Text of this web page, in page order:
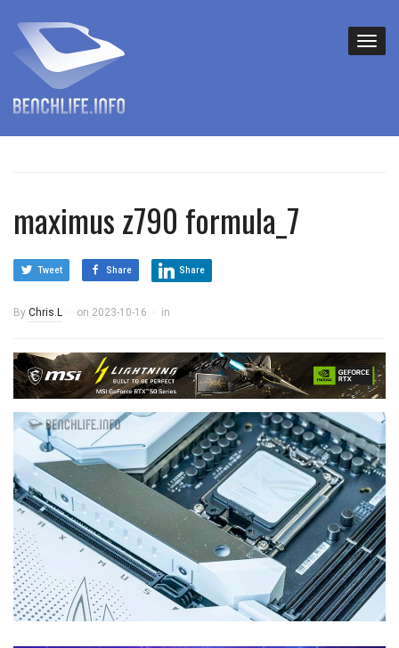
maximus z790 formula_7
Tweet Share Share
By Chris.L on 2023-10-16 in